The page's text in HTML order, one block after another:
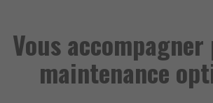
Vous
maintenance